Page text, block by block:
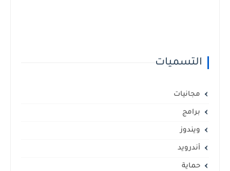
التسميات
مجانيات
ويندوز
أندرويد